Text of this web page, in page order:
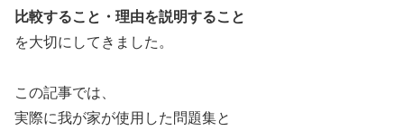
比較すること・ 理由を説明すること
を大切にしてきました。
この記事では、
実際に我が家が使用した問題集と